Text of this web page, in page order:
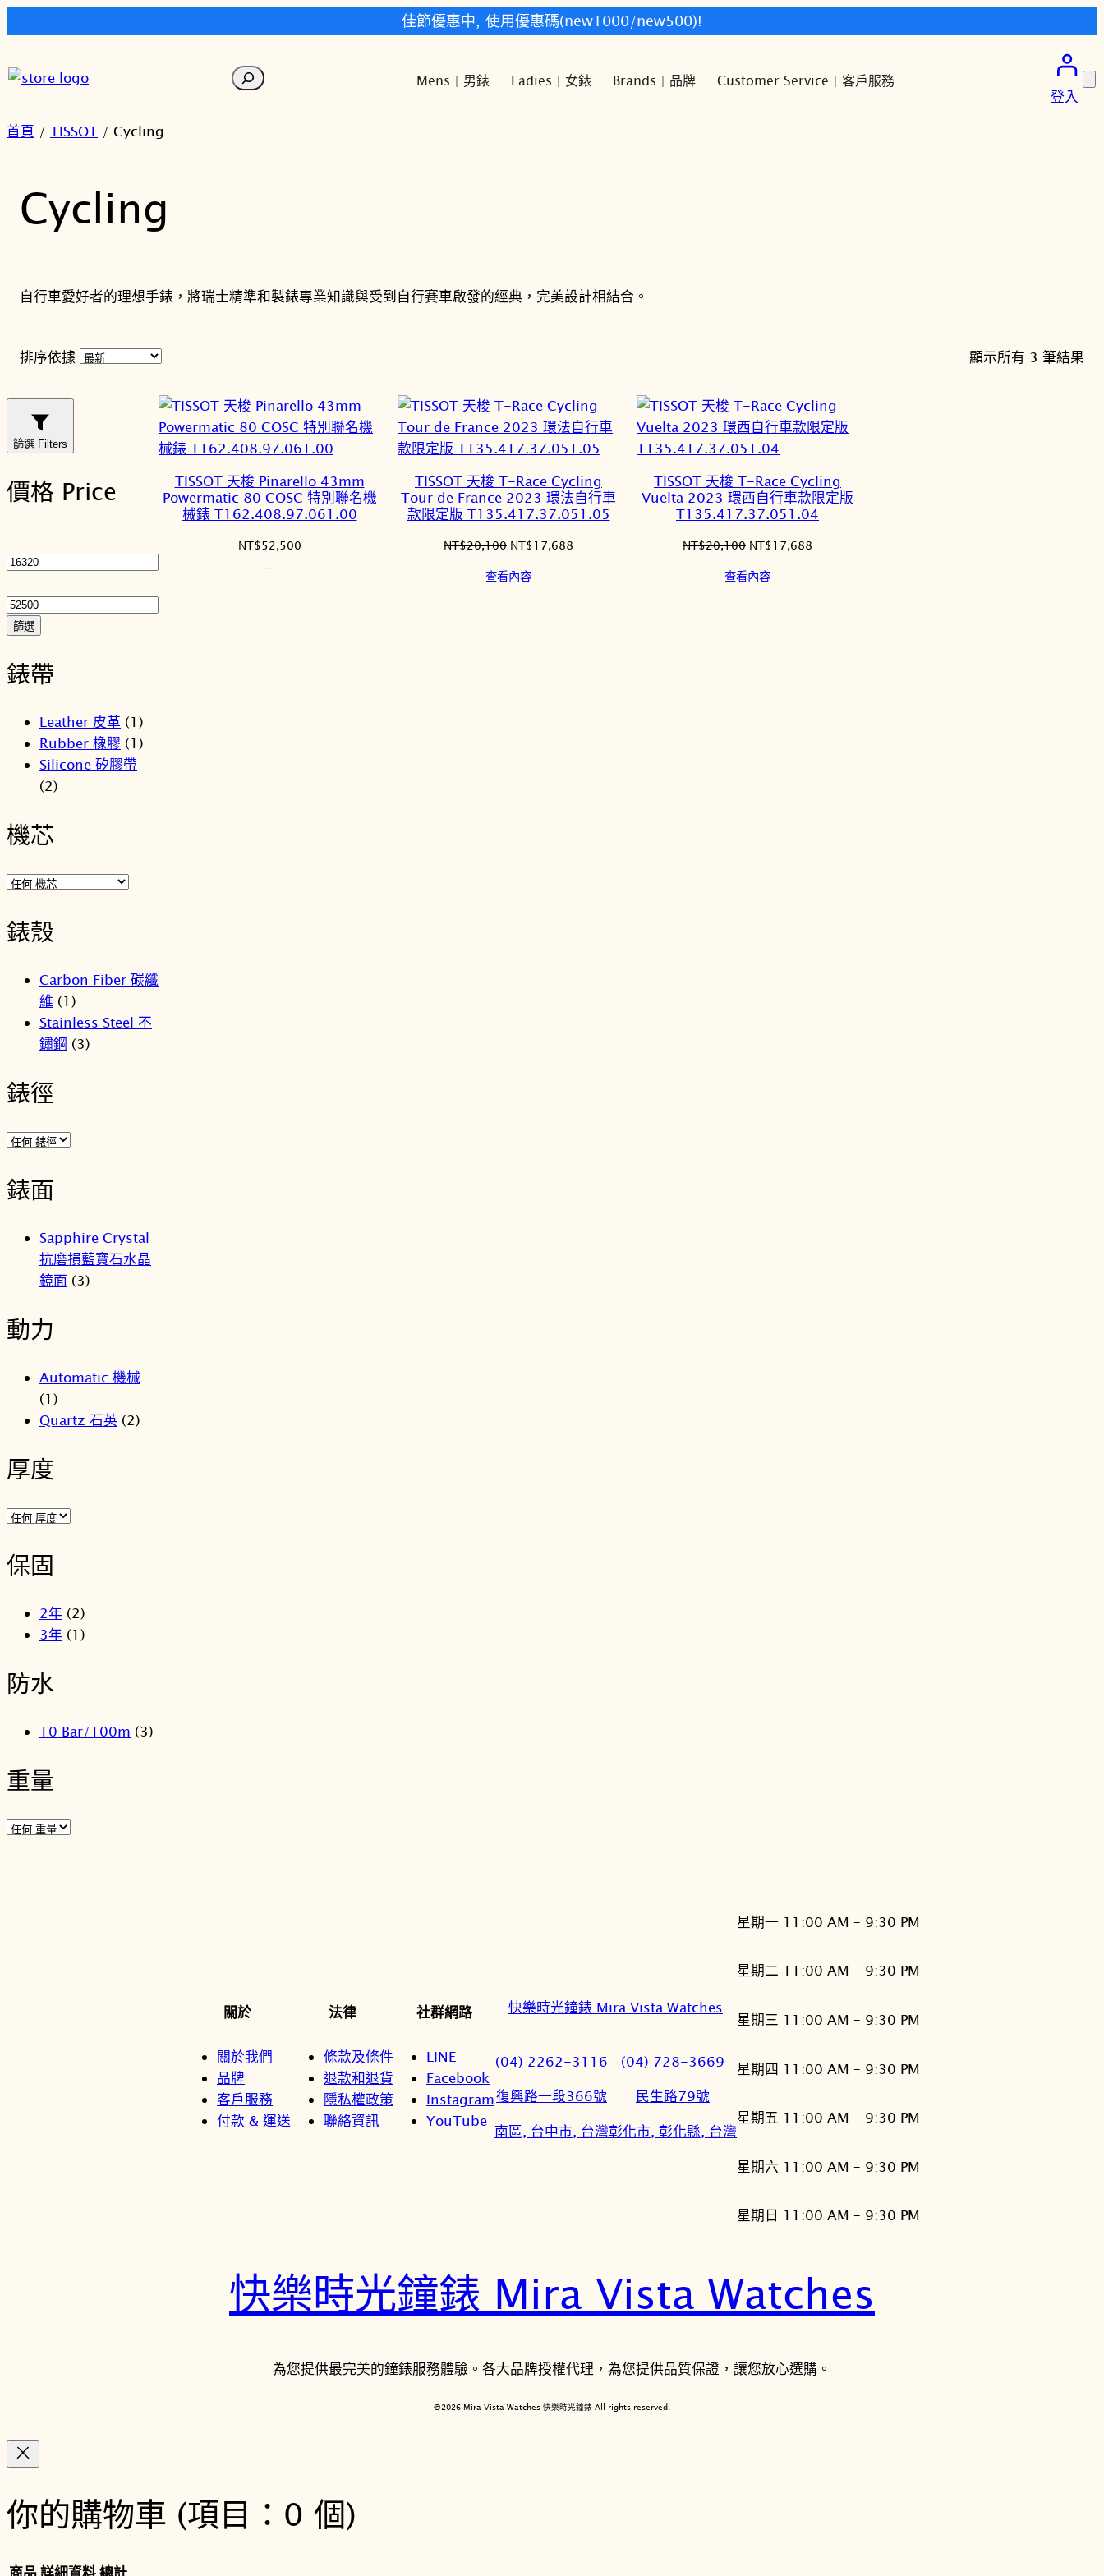
快樂時光鐘錶歡迎您!
至
內
搜
Mens | 男錶 Ladies | 女錶 Brands | 品牌 Customer Service | 客戶服務
登入
首頁 / TISSOT / Cycling
Cycling
自行車愛好者的理想手錶，將瑞士精準和製錶專業知識與受到自行賽車啟發的經典，完美設計相結合。
排序依據 顯示所有 3 筆結果
篩選 Filters
價格 Price
低
格
高
價
篩選
錶帶
Leather 皮革 (1)
Rubber 橡膠 (1)
Silicone 矽膠帶
(2)
機芯
錶殼
Carbon Fiber 碳纖
維 (1)
Stainless Steel 不
鏽鋼 (3)
錶徑
錶面
Sapphire Crystal
抗磨損藍寶石水晶
鏡面 (3)
動力
Automatic 機械
(1)
Quartz 石英 (2)
厚度
保固
2年 (2)
3年 (1)
防水
10 Bar/100m (3)
重量
TISSOT 天梭 Pinarello 43mm
Powermatic 80 COSC 特別聯名機
械錶 T162.408.97.061.00
NT$52,500
TISSOT 天梭 T-Race Cycling
Tour de France 2023 環法自行車
款限定版 T135.417.37.051.05
NT$20,100 原
價
NT$17,688
查看內容
TISSOT 天梭 T-Race Cycling
Vuelta 2023 環西自行車款限定版
T135.417.37.051.04
NT$20,100 原
價
NT$17,688
查看內容
關於
關於我們
品牌
客戶服務
付款 & 運送
法律
條款及條件
退款和退貨
隱私權政策
聯絡資訊
社群網路
LINE
Facebook
Instagram
YouTube
快樂時光鐘錶 Mira Vista Watches
(04) 2262-3116
復興路一段366號
南區, 台中市, 台灣
(04) 728-3669
民生路79號
彰化市, 彰化縣, 台灣
星期一 11:00 AM – 9:30 PM
星期二 11:00 AM – 9:30 PM
星期三 11:00 AM – 9:30 PM
星期四 11:00 AM – 9:30 PM
星期五 11:00 AM – 9:30 PM
星期六 11:00 AM – 9:30 PM
星期日 11:00 AM – 9:30 PM
快樂時光鐘錶 Mira Vista Watches
為您提供最完美的鐘錶服務體驗。各大品牌授權代理，為您提供品質保證，讓您放心選購。
©2026 Mira Vista Watches 快樂時光鐘錶 All rights reserved.
你的購物車 (項目：0 個)
商品詳細資料總計